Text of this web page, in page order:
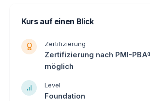
Kurs auf einen Blick
Zertifizierung
Zertifizierung nach PMI-
möglich
Level
Foundation